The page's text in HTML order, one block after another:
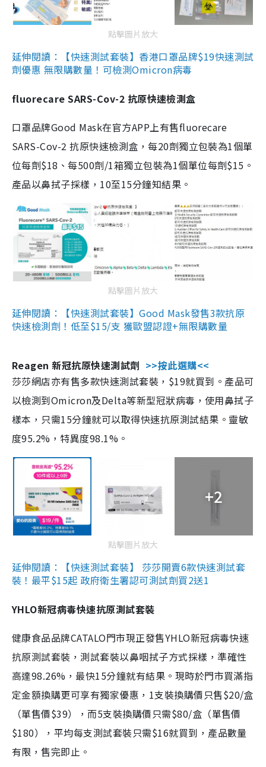
點擊圖片放大
延伸閱讀：【快速測試套裝】香港口罩品牌$19快速測試
劑優惠 無限購數量！可檢測Omicron病毒
fluorecare SARS-Cov-2 抗原快速檢測盒
口罩品牌Good Mask在官方APP上有售fluorecare
SARS-Cov-2 抗原快速檢測盒，每20劑獨立包裝為1個單
位每劑$18、每500劑/1箱獨立包裝為1個單位每劑$15。
產品以鼻拭子採樣，10至15分鐘知結果。
點擊圖片放大
延伸閱讀：【快速測試套裝】Good Mask發售3款抗原
快速檢測劑！低至$15/支 獲歐盟認證+無限購數量
Reagen 新冠抗原快速測試劑 >>按此選購<<
莎莎網店亦有售多款快速測試套裝，$19就買到。產品可
以檢測到Omicron及Delta等新型冠狀病毒，使用鼻拭子
樣本，只需15分鐘就可以取得快速抗原測試結果。靈敏
度95.2%，特異度98.1%。
+2
點擊圖片放大
延伸閱讀：【快速測試套裝】 莎莎開賣6款快速測試套
裝！最平$15起 政府衛生署認可測試劑買2送1
YHLO新冠病毒快速抗原測試套裝
健康食品品牌CATALO門市現正發售YHLO新冠病毒快速
抗原測試套裝，測試套裝以鼻咽拭子方式採樣，準確性
高達98.26%，最快15分鐘就有結果。現時於門市買滿指
定金額換購更可享有獨家優惠，1支裝換購價只售$20/盒
（單售價$39），而5支裝換購價只需$80/盒（單售價
$180），平均每支測試套裝只需$16就買到，產品數量
有限，售完即止。